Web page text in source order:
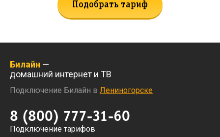
Подобрать тариф
Билайн —
домашний интернет и ТВ
Подключение Билайн в Лениногорске
8 (800) 777-31-60
Подключение тарифов